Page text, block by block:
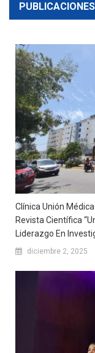
Clínica Unión
Revista Científica
Liderazgo En
diciembre 2, 2025